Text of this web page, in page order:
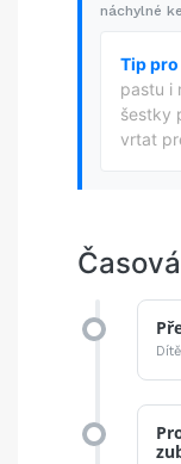
náchylné
Tip
pastu i
šestky
vrtat